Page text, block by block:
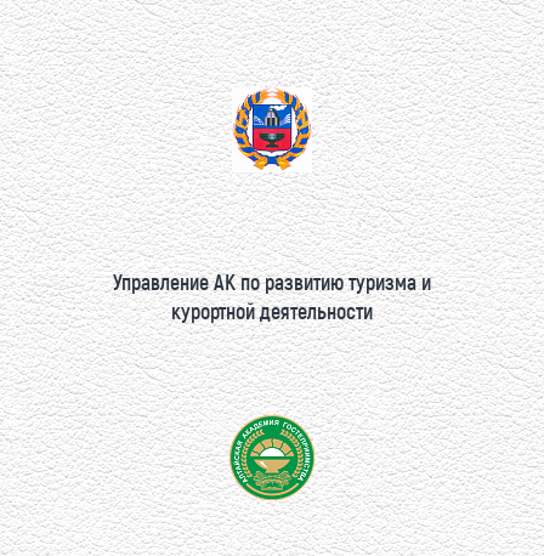
Управление АК по развитию туризма и
курортной деятельности